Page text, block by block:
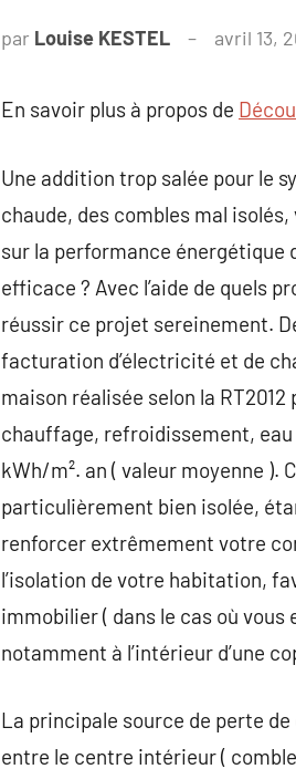
par Louise KESTEL avril 13,
En savoir plus à propos de
Une addition trop salée pour le
chaude, des combles mal
sur la performance énergétique
efficace ? Avec l’aide de quels
réussir ce projet sereinement.
facturation d’électricité et de
maison réalisée selon la
chauffage, refroidissement,
kWh/m². an ( valeur moyenne ).
particulièrement bien isolée,
renforcer extrêmement votre
l’isolation de votre habitation,
immobilier ( dans le cas où
notamment à l’intérieur d’une
La principale source de perte
entre le centre intérieur (